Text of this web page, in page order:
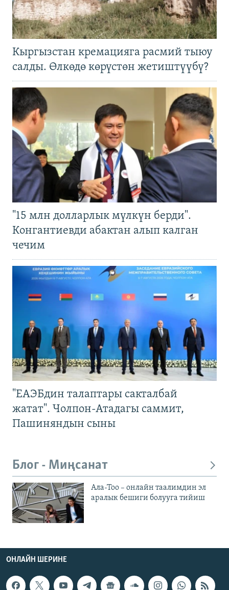
Кыргызстан кремацияга расмий тыюу
салды. Өлкөдө көрүстөн жетиштүүбү?
"15 млн долларлык мүлкүн берди".
Конгантиевди абактан алып калган
чечим
"ЕАЭБдин талаптары сакталбай
жатат". Чолпон-Атадагы саммит,
Пашиняндын сыны
Блог - Миңсанат
Ала-Тоо – онлайн таалимдин эл
аралык бешиги болууга тийиш
ОНЛАЙН ШЕРИНЕ